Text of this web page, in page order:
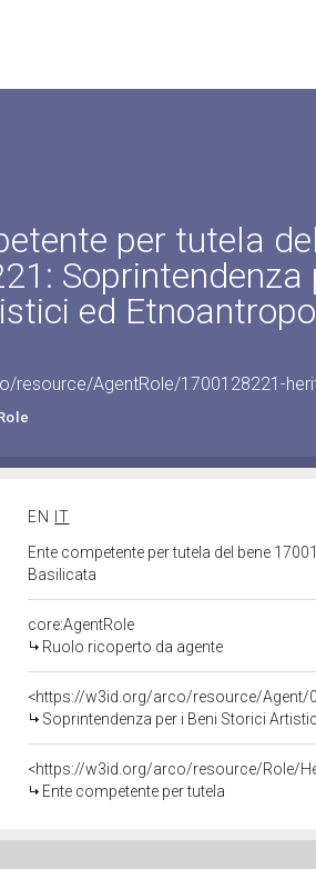
per tutela
Soprintendenza
ed
resource/AgentRole/1700128221-
EN
IT
Ente competente per tutela del bene
Basilicata
core:AgentRole
Ruolo ricoperto da agente
<https://w3id.org/arco/resource/Agent/
Soprintendenza per i Beni Storici
<https://w3id.org/arco/resource/Role/
Ente competente per tutela